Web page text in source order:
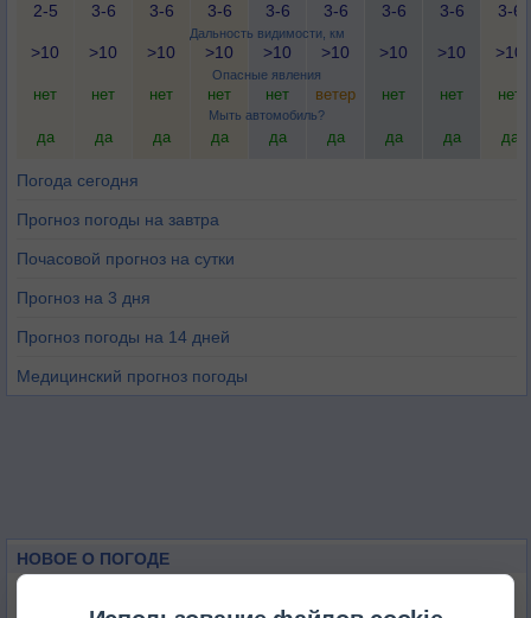
Дальность видимости, км
Опасные явления
Мыть автомобиль?
2-5
3-6
3-6
3-6
3-6
3-6
3-6
3-6
3-6
>10 >10 >10 >10 >10 >10 >10 >10 >10
нет нет нет нет нет ветер нет нет нет
да да да да да да да да да
Погода сегодня
Прогноз погоды на завтра
Почасовой прогноз на сутки
Прогноз на 3 дня
Прогноз погоды на 14 дней
Медицинский прогноз погоды
НОВОЕ О ПОГОДЕ